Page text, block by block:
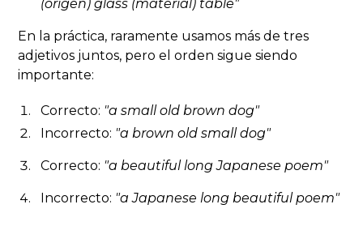
(origen)glass (material) table"
En la práctica, raramente usamos más de tres
adjetivos juntos, pero el orden sigue siendo
importante:
Correcto: "asmall old brown dog"
Incorrecto: "abrown old small dog"
Correcto: "abeautiful longJapanese poem"
Incorrecto: "aJapanese long beautiful poem"